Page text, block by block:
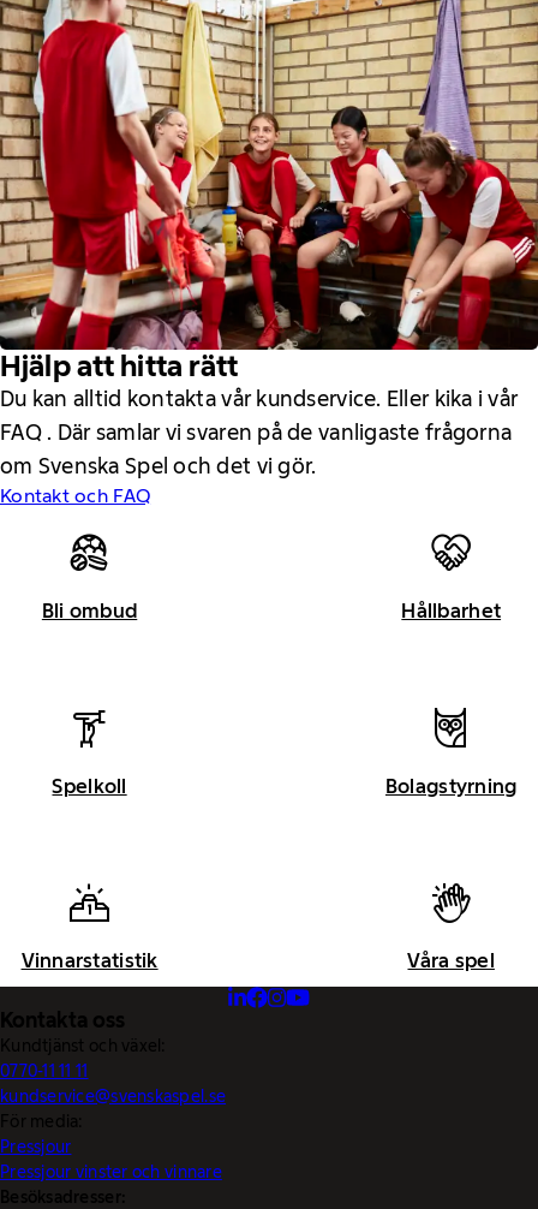
Hjälp att hitta rätt
Du kan alltid kontakta vår kundservice. Eller kika i vår
FAQ . Där samlar vi svaren på de vanligaste frågorna
om Svenska Spel och det vi gör.
Kontakt och FAQ
Bli ombud Hållbarhet
Spelkoll Bolagstyrning
Vinnarstatistik Våra spel
Kontakta oss
Kundtjänst och växel:
0770-11 11 11
kundservice@svenskaspel.se
För media:
Pressjour
Pressjour vinster och vinnare
Besöksadresser: